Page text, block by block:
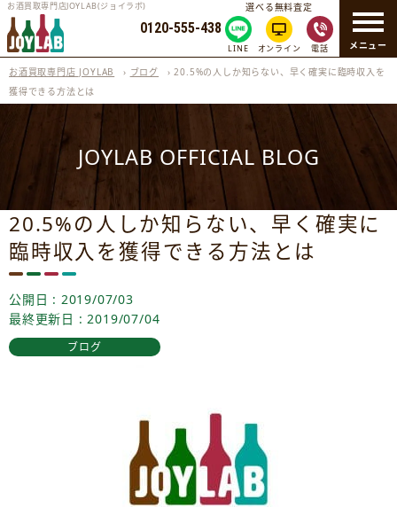
メニュー
お酒買取専門店JOYLAB(ジョイラボ)
0120-555-438
選べる無料査定
LINE オンライン 電話
お酒買取専門店 JOYLAB › ブログ ›20.5%の人しか知らない、早く確実に臨時収入を
獲得できる方法とは
JOYLAB OFFICIAL BLOG
20.5%の人しか知らない、早く確実に
臨時収入を獲得できる方法とは
公開日 : 2019/07/03
最終更新日 : 2019/07/04
ブログ